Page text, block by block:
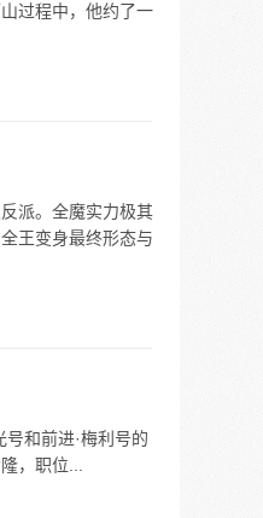
过程中，他约了一
派。全魔实力极其
王变身最终形态与
号和前进·梅利号的
，职位...